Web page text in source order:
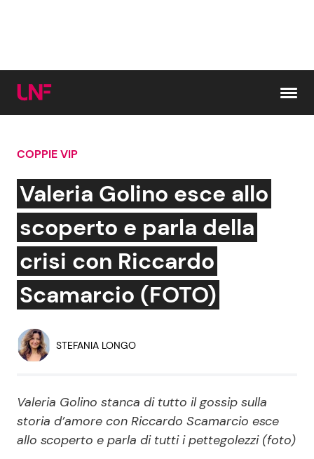
Cerca:
News e Cronaca
Attualità Italiana
Dal Mondo
Economia
Persone Scomparse
Politica
Gossip e TV
Bellezze VIP
Coppie VIP
Reality e Talent
Soap Opera
COPPIE VIP
Valeria Golino esce allo
scoperto e parla della
crisi con Riccardo
Scamarcio (FOTO)
STEFANIA LONGO
Valeria Golino stanca di tutto il gossip sulla
storia d’amore con Riccardo Scamarcio esce
allo scoperto e parla di tutti i pettegolezzi (foto)